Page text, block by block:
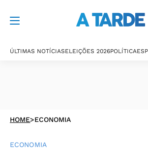
ÚLTIMAS NOTÍCIASELEIÇÕES 2026POLÍTICA
HOME>ECONOMIA
ECONOMIA